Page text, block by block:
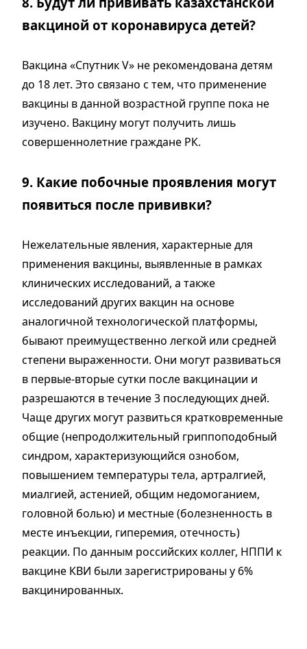
вакциной от коронавируса детей?
Вакцина «Спутник V» не рекомендована детям
до 18 лет. Это связано с тем, что применение
вакцины в данной возрастной группе пока не
изучено. Вакцину могут получить лишь
совершеннолетние граждане РК.
9. Какие побочные проявления могут
появиться после прививки?
Нежелательные явления, характерные для
применения вакцины, выявленные в рамках
клинических исследований, а также
исследований других вакцин на основе
аналогичной технологической платформы,
бывают преимущественно легкой или средней
степени выраженности. Они могут развиваться
в первые-вторые сутки после вакцинации и
разрешаются в течение 3 последующих дней.
Чаще других могут развиться кратковременные
общие (непродолжительный гриппоподобный
синдром, характеризующийся ознобом,
повышением температуры тела, артралгией,
миалгией, астенией, общим недомоганием,
головной болью) и местные (болезненность в
месте инъекции, гиперемия, отечность)
реакции. По данным российских коллег, НППИ к
вакцине КВИ были зарегистрированы у 6%
вакцинированных.